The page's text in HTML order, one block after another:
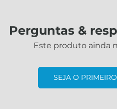
Perguntas &
Este produto ainda
SEJA O